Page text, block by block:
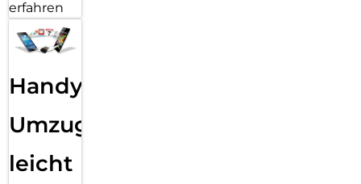
erfahren
Handy
Umzug
leicht